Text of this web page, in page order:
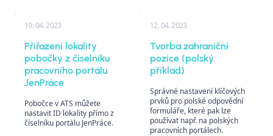
19. 04. 2023
Přiřazení lokality
pobočky z číselníku
pracovního portálu
JenPráce
Pobočce v ATS můžete
nastavit ID lokality přímo z
číselníku portálu JenPráce.
12. 04. 2023
Tvorba zahraniční
pozice (polský
příklad)
Správné nastavení klíčových
prvků pro polské odpovědní
formuláře, které pak lze
používat např. na polských
pracovních portálech.